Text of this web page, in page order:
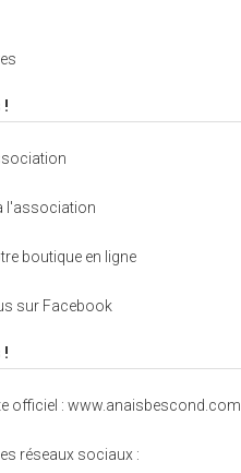
!
l'association
boutique en ligne
sur Facebook
!
officiel : www.anaisbescond.com
réseaux sociaux :